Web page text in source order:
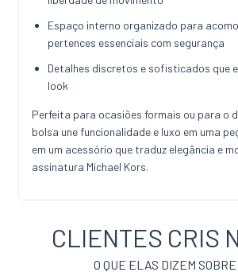
Espaço interno organizado para
pertences essenciais com segurança
Detalhes discretos e sofisticados que
look
Perfeita para ocasiões formais ou para o
bolsa une funcionalidade e luxo em uma
em um acessório que traduz elegância e
assinatura Michael Kors.
CLIENTES CRIS
O QUE ELAS DIZEM SOBRE